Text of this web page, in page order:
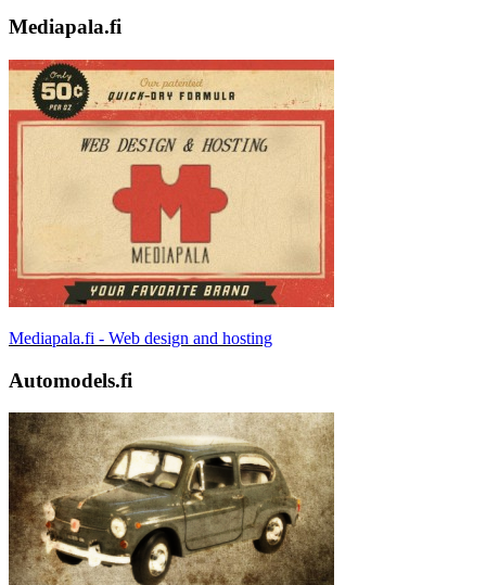
Mediapala.fi
Mediapala.fi - Web design and hosting
Automodels.fi